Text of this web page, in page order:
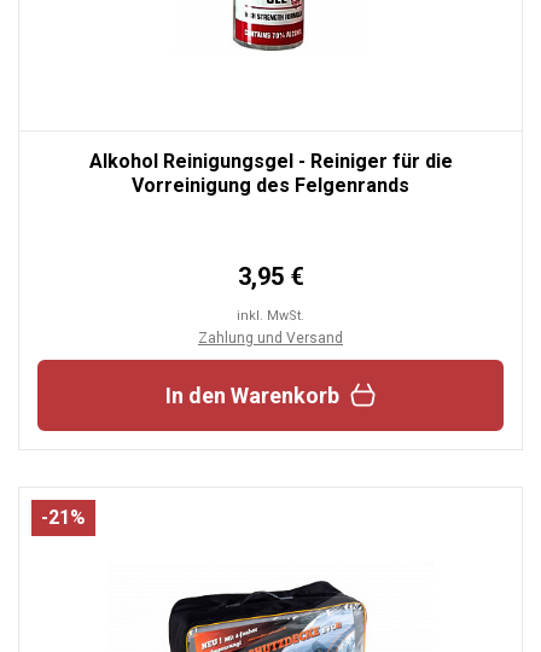
Alkohol Reinigungsgel - Reiniger für die
Vorreinigung des Felgenrands
3,95 €
inkl. MwSt.
Zahlung und Versand
In den Warenkorb
-21%